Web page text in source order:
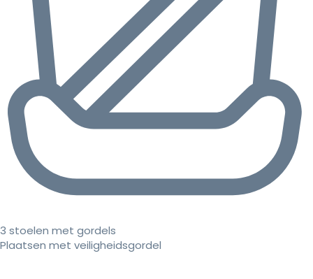
3 stoelen met gordels
Plaatsen met veiligheidsgordel